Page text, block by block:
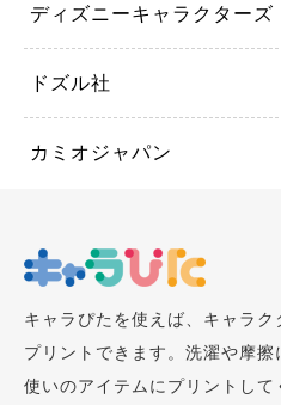
ディズニーキャラクターズ
ドズル社
カミオジャパン
キャラぴたを使えば、キャラ
プリントできます。洗濯や摩
使いのアイテムにプリントして